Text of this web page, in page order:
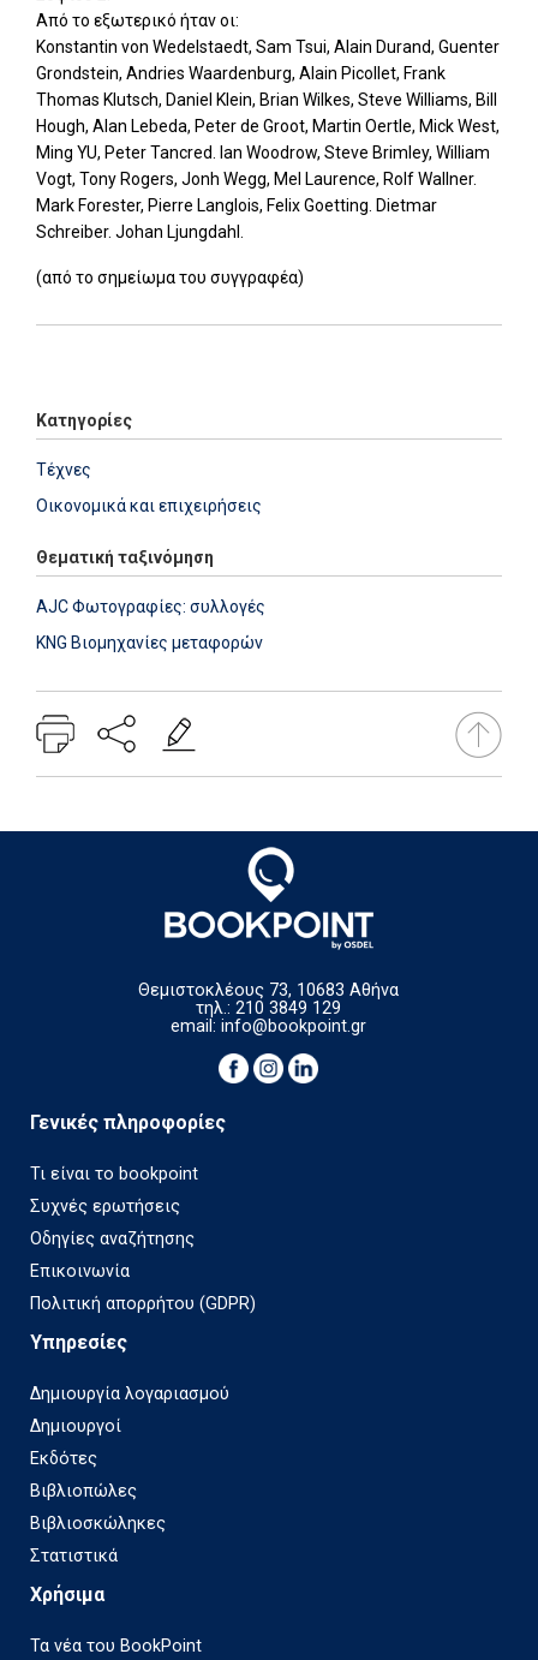
Από το εξωτερικό ήταν οι:
Konstantin von Wedelstaedt, Sam Tsui, Alain Durand, Guenter
Grondstein, Andries Waardenburg, Alain Picollet, Frank
Thomas Klutsch, Daniel Klein, Brian Wilkes, Steve Williams, Bill
Hough, Alan Lebeda, Peter de Groot, Martin Oertle, Mick West,
Ming YU, Peter Tancred. lan Woodrow, Steve Brimley, William
Vogt, Tony Rogers, Jonh Wegg, Mel Laurence, Rolf Wallner.
Mark Forester, Pierre Langlois, Felix Goetting. Dietmar
Schreiber. Johan Ljungdahl.
(από το σημείωμα του συγγραφέα)
Κατηγορίες
Τέχνες
Οικονομικά και επιχειρήσεις
Θεματική ταξινόμηση
AJC Φωτογραφίες: συλλογές
KNG Βιομηχανίες μεταφορών
Θεμιστοκλέους 73, 10683 Αθήνα
τηλ.: 210 3849 129
email:info@bookpoint.gr
Γενικές πληροφορίες
Τι είναι το bookpoint
Συχνές ερωτήσεις
Οδηγίες αναζήτησης
Επικοινωνία
Πολιτική απορρήτου (GDPR)
Υπηρεσίες
Δημιουργία λογαριασμού
Δημιουργοί
Εκδότες
Βιβλιοπώλες
Βιβλιοσκώληκες
Στατιστικά
Χρήσιμα
Τα νέα του BookPoint